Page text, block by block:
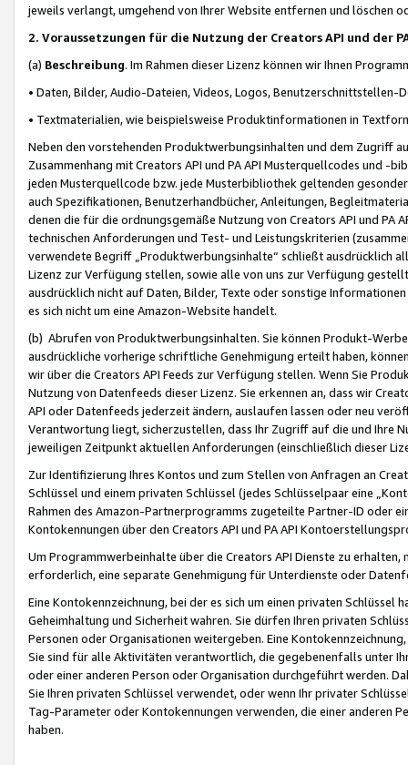
jeweils verlangt, umgehend von Ihrer Website entfernen und löschen
2. Voraussetzungen für die Nutzung der Creators API und der
(a) Beschreibung. Im Rahmen dieser Lizenz können wir Ihnen
• Daten, Bilder, Audio-Dateien, Videos, Logos, Benutzerschnittstellen-
• Textmaterialien, wie beispielsweise Produktinformationen in
Neben den vorstehenden Produktwerbungsinhalten und dem Zugriff
Zusammenhang mit Creators API und PA API Musterquellcodes und
jeden Musterquellcode bzw. jede Musterbibliothek geltenden
auch Spezifikationen, Benutzerhandbücher, Anleitungen,
denen die für die ordnungsgemäße Nutzung von Creators API und PA
technischen Anforderungen und Test- und Leistungskriterien
verwendete Begriff „Produktwerbungsinhalte“ schließt ausdrücklich
Lizenz zur Verfügung stellen, sowie alle von uns zur Verfügung
ausdrücklich nicht auf Daten, Bilder, Texte oder sonstige
es sich nicht um eine Amazon-Website handelt.
(b) Abrufen von Produktwerbungsinhalten. Sie können Produkt-
ausdrückliche vorherige schriftliche Genehmigung erteilt haben,
wir über die Creators API Feeds zur Verfügung stellen. Wenn Sie
Nutzung von Datenfeeds dieser Lizenz. Sie erkennen an, dass wir
API oder Datenfeeds jederzeit ändern, auslaufen lassen oder neu
Verantwortung liegt, sicherzustellen, dass Ihr Zugriff auf die und Ihre
jeweiligen Zeitpunkt aktuellen Anforderungen (einschließlich dieser
Zur Identifizierung Ihres Kontos und zum Stellen von Anfragen an
Schlüssel und einem privaten Schlüssel (jedes Schlüsselpaar eine
Rahmen des Amazon-Partnerprogramms zugeteilte Partner-ID oder
Kontokennungen über den Creators API und PA API
Um Programmwerbeinhalte über die Creators API Dienste zu
erforderlich, eine separate Genehmigung für Unterdienste oder
Eine Kontokennzeichnung, bei der es sich um einen privaten
Geheimhaltung und Sicherheit wahren. Sie dürfen Ihren privaten
Personen oder Organisationen weitergeben. Eine
Sie sind für alle Aktivitäten verantwortlich, die gegebenenfalls unter
oder einer anderen Person oder Organisation durchgeführt werden.
Sie Ihren privaten Schlüssel verwendet, oder wenn Ihr privater
Tag-Parameter oder Kontokennungen verwenden, die einer anderen
haben.